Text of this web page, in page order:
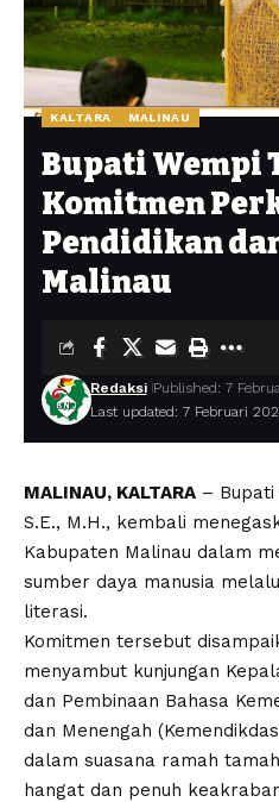
KALTARA MALINAU
Bupati Wempi
Komitmen
Pendidikan
Malinau
Last updated: 7 Februari
Redaksi Published: 7
MALINAU, KALTARA – Bupati
S.E., M.H., kembali
Kabupaten Malinau dalam
sumber daya manusia
literasi.
Komitmen tersebut
menyambut kunjungan
dan Pembinaan Bahasa
dan Menengah
dalam suasana ramah
hangat dan penuh